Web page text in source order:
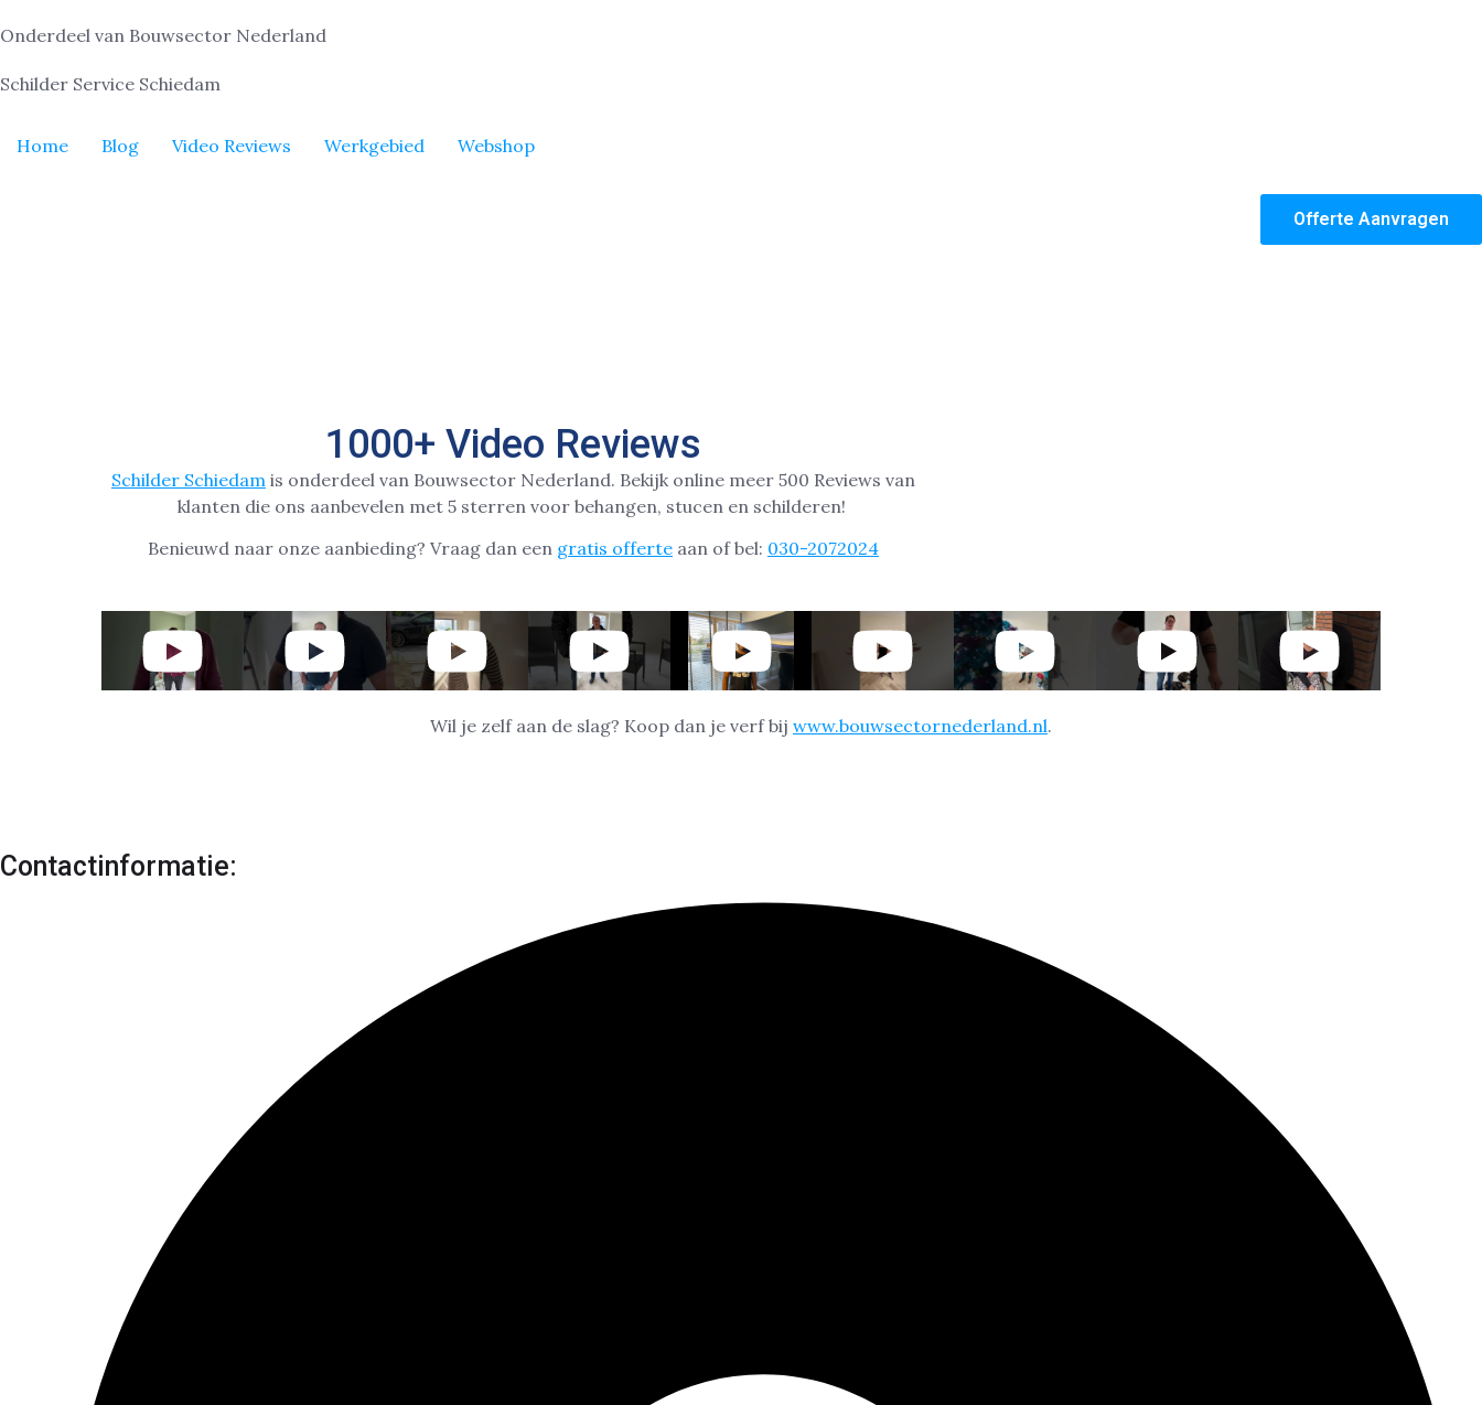
Onderdeel van Bouwsector Nederland
Schilder Service Schiedam
Home Blog Video Reviews Werkgebied Webshop
Offerte Aanvragen
1000+ Video Reviews
Schilder Schiedam is onderdeel van Bouwsector Nederland. Bekijk online meer 500 Reviews van
klanten die ons aanbevelen met 5 sterren voor behangen, stucen en schilderen!
Benieuwd naar onze aanbieding? Vraag dan een gratis offerte aan of bel: 030-2072024
Wil je zelf aan de slag? Koop dan je verf bij www.bouwsectornederland.nl.
Contactinformatie: